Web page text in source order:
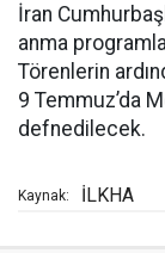
İran
anma
Törenlerin
9 Temmuz’da
defnedilecek.
Kaynak: İLKHA